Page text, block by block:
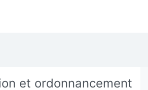
et ordonnancement